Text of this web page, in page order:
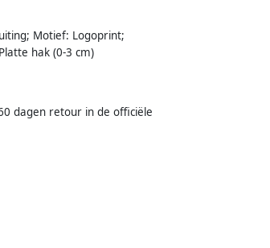
Motief: Logoprint;
hak (0-3 cm)
dagen retour in de officiële